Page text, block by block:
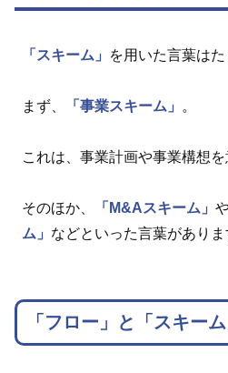
「スキーム」 を用いた言葉はた
まず、 「事業スキーム」 。
これは、事業計画や事業構想を
そのほか、 「M&Aスキーム」
ム」 などといった言葉がありま
「フロー」と「スキー